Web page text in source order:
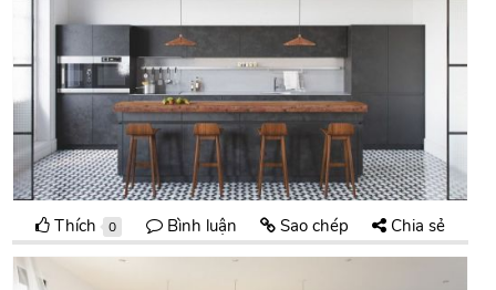
Thích 0 Bình luận Sao chép Chia sẻ